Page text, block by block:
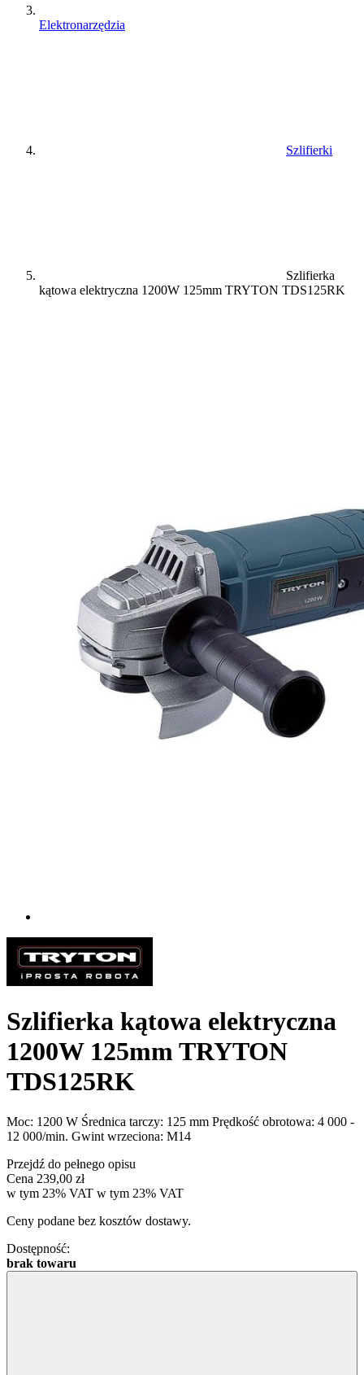
Elektronarzędzia
Szlifierki
Szlifierka
kątowa elektryczna 1200W 125mm TRYTON TDS125RK
Szlifierka kątowa elektryczna
1200W 125mm TRYTON
TDS125RK
Moc: 1200 W Średnica tarczy: 125 mm Prędkość obrotowa: 4 000 -
12 000/min. Gwint wrzeciona: M14
Przejdź do pełnego opisu
Cena 239,00 zł
w tym 23% VAT w tym 23% VAT
Ceny podane bez kosztów dostawy.
Dostępność:
brak towaru